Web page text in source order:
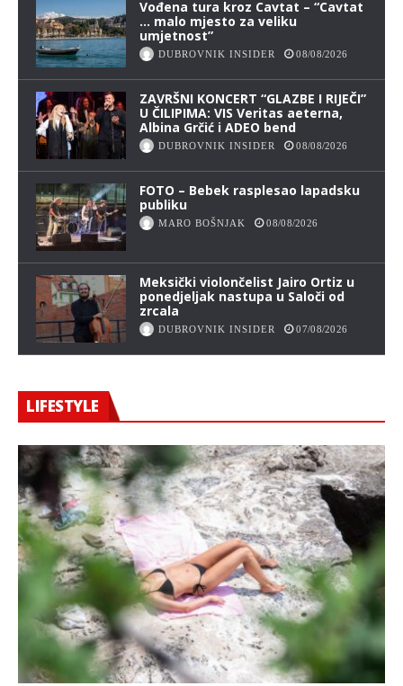
Vođena tura kroz Cavtat – “Cavtat
… malo mjesto za veliku
umjetnost”
DUBROVNIK INSIDER 08/08/2026
ZAVRŠNI KONCERT “GLAZBE I RIJEČI”
U ČILIPIMA: VIS Veritas aeterna,
Albina Grčić i ADEO bend
DUBROVNIK INSIDER 08/08/2026
FOTO – Bebek rasplesao lapadsku
publiku
MARO BOŠNJAK 08/08/2026
Meksički violončelist Jairo Ortiz u
ponedjeljak nastupa u Saloči od
zrcala
DUBROVNIK INSIDER 07/08/2026
LIFESTYLE